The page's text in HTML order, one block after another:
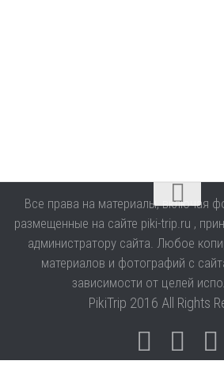
Все права на материалы, включая
размещенные на сайте piki-trip.ru ,
администратору сайта. Любое
материалов и фотографий с
зависимости от целей
PikiTrip 2016 All Rights